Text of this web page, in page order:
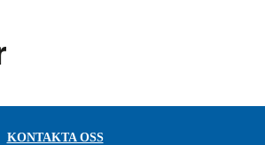
KONTAKTA OSS